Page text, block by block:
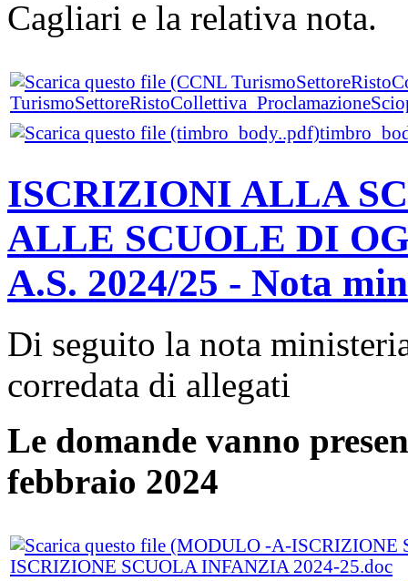
Cagliari e la relativa nota.
ISCRIZIONI ALLA
ALLE SCUOLE DI
A.S. 2024/25 - Nota
Di seguito la nota
corredata di allegati
Le domande vanno
febbraio 2024
ISCRIZIONE SCUOLA INFANZIA 2024-25.doc